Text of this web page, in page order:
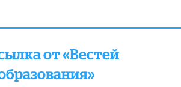
от «Вестей